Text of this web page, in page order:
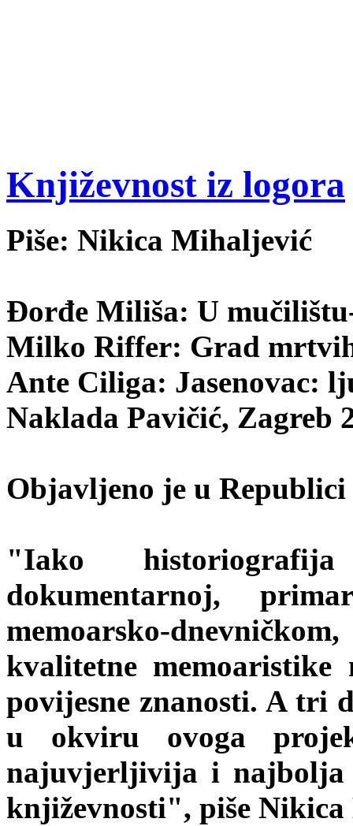
Književnost iz logora
Piše: Nikica Mihaljević
Đorđe Miliša: U
Milko Riffer: Grad mrtvih
Ante Ciliga: Jasenovac:
Naklada Pavičić, Zagreb
Objavljeno je u
"Iako
dokumentarnoj,
memoarsko-
kvalitetne
povijesne znanosti. A tri
u okviru ovoga
najuvjerljivija i najbolja
književnosti", piše